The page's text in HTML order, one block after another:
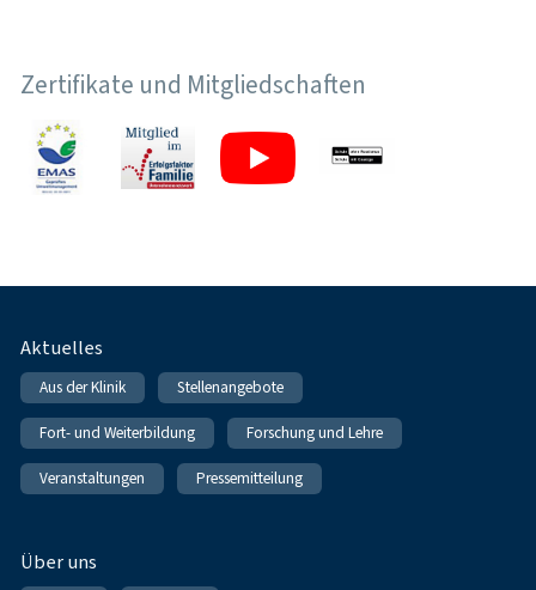
Zertifikate und Mitgliedschaften
Fußnavigation
Aktuelles
Aus der Klinik Stellenangebote
Fort- und Weiterbildung Forschung und Lehre
Veranstaltungen Pressemitteilung
Über uns